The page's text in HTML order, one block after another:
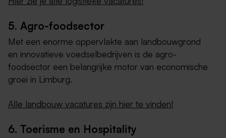
5. Agro-foodsector
Met een enorme oppervlakte aan landbouwgrond
en innovatieve voedselbedrijven is de agro-
foodsector een belangrijke motor van economische
groei in Limburg.
Alle landbouw vacatures zijn hier te vinden!
6. Toerisme en Hospitality